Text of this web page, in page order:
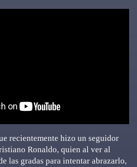
recientemente hizo un seguidor
Ronaldo, quien al ver al
las gradas para intentar abrazarlo,